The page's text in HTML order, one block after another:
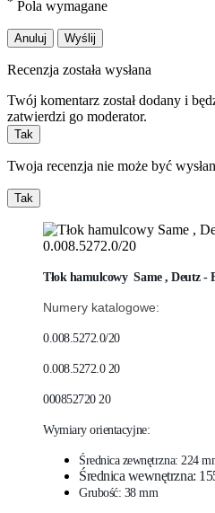
Pola wymagane
Anuluj Wyślij
Recenzja została wysłana
Twój komentarz został dodany i
zatwierdzi go moderator.
Tak
Twoja recenzja nie może być
Tak
Tłok hamulcowy Same , Deutz -
Numery katalogowe:
0.008.5272.0/20
0.008.5272.0 20
000852720 20
Wymiary orientacyjne:
Średnica zewnętrzna: 224
Średnica wewnętrzna:
Grubość: 38 mm